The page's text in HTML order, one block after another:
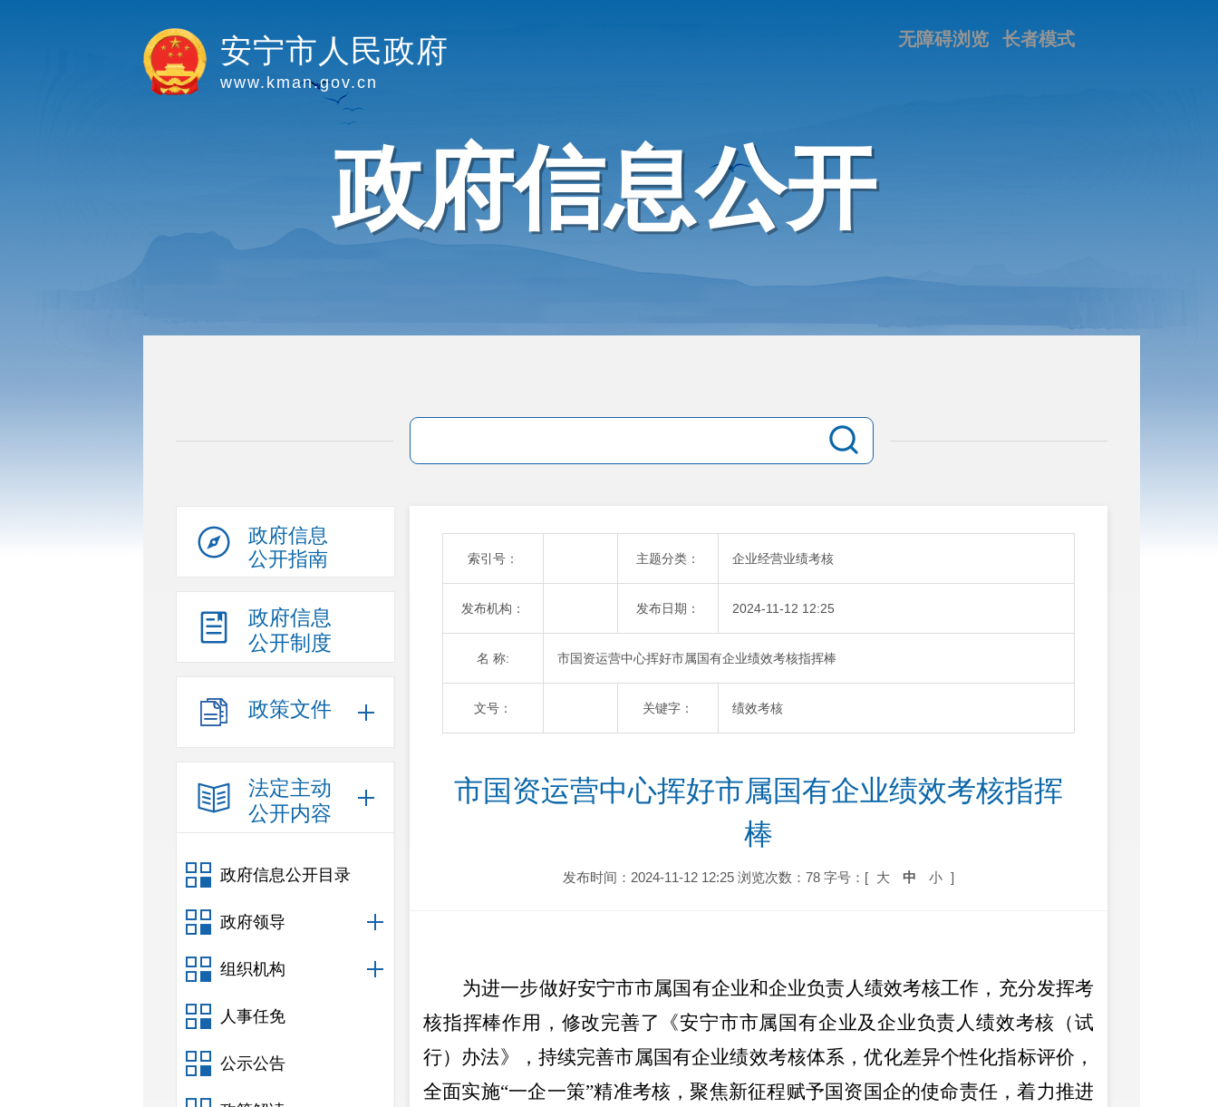
长者模式
无障碍浏览
安宁市人民政府
www.kman.gov.cn
政府信息公开
政府信息
公开指南
政府信息
公开制度
政策文件
法定主动
公开内容
政府信息公开目录
政府领导
组织机构
人事任免
公示公告
索引号： 主题分类： 企业经营业绩考核
发布机构： 发布日期： 2024-11-12 12:25
名 称: 市国资运营中心挥好市属国有企业绩效考核指挥棒
文号： 关键字： 绩效考核
市国资运营中心挥好市属国有企业绩效考核指挥
棒
发布时间：2024-11-12 12:25 浏览次数：78 字号：[ 大 中 小 ]
为进一步做好安宁市市属国有企业和企业负责人绩效考核工作，充分发挥考
核指挥棒作用，修改完善了《安宁市市属国有企业及企业负责人绩效考核（试
行）办法》，持续完善市属国有企业绩效考核体系，优化差异个性化指标评价，
全面实施“一企一策”精准考核， 聚焦新征程赋予国资国企的使命责任，着力推进